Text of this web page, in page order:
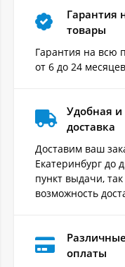
Гарантия
товары
Гарантия на всю
от 6 до 24 месяцев
Удобная и
доставка
Доставим ваш
Екатеринбург до
пункт выдачи,
возможность
оплаты